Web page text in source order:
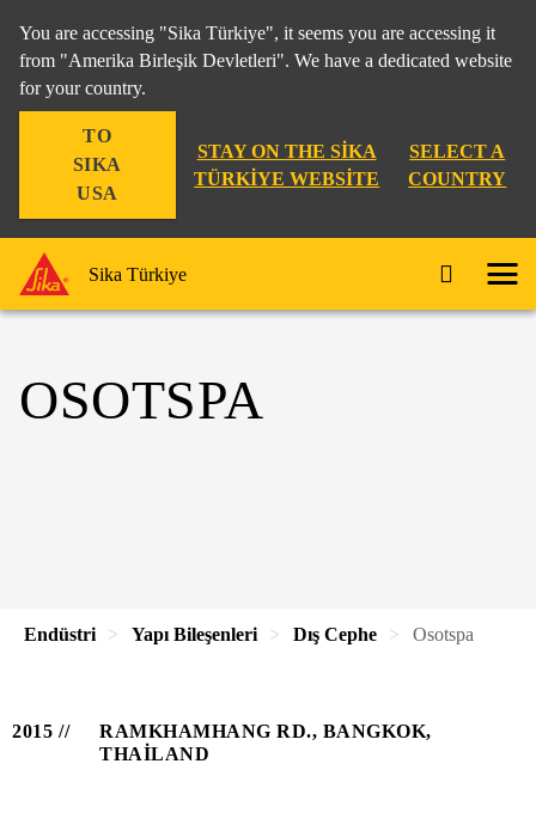
You are accessing "Sika Türkiye", it seems you are accessing it
from "Amerika Birleşik Devletleri". We have a dedicated website
for your country.
TO
SIKA
USA
STAY ON THE SIKA
TÜRKIYE WEBSITE
SELECT A
COUNTRY
Sika Türkiye
OSOTSPA
Endüstri Yapı Bileşenleri Dış Cephe Osotspa
2015
RAMKHAMHANG RD., BANGKOK,
THAILAND